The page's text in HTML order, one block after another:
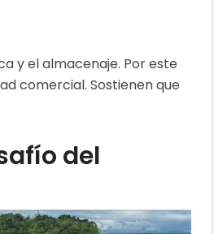
y el almacenaje. Por este
comercial. Sostienen que
del